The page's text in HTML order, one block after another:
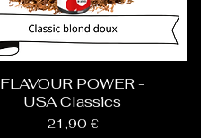
FLAVOUR POWER -
USA Classics
Prix
21,90 €